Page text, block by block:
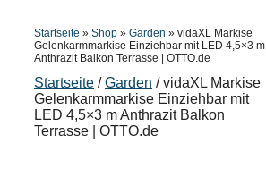
Startseite » Shop » Garden » vidaXL Markise
Gelenkarmmarkise Einziehbar mit LED 4,5×3 m
Anthrazit Balkon Terrasse | OTTO.de
Startseite /Garden / vidaXL Markise
Gelenkarmmarkise Einziehbar mit
LED 4,5×3 m Anthrazit Balkon
Terrasse | OTTO.de